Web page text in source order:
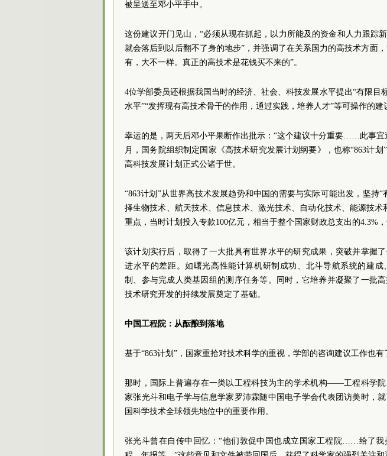
被呈送至邓小平手中。
这份建议开门见山，“必须从现在抓起，以力所能及的资金和人力跟踪
就会落后到以后翻不了身的地步”，并强调了在关系国力的高技术方面
有，大不一样。真正的高技术是花钱买不来的”。
4位学部委员还根据我国当时的经济、社会、科技发展水平提出“有限目
水平”“发挥现有高技术骨干的作用，通过实践，培养人才”等可操作的建
幸运的是，两天后邓小平果断作出批示：“这个建议十分重要……此事宜
月，国务院组织制定国家《高技术研究发展计划纲要》，也称“863计划
高科技发展计划正式公诸于世。
“863计划”从世界高技术发展趋势和中国的需要与实际可能出发，坚持
择生物技术、航天技术、信息技术、激光技术、自动化技术、能源技术
重点，当时计划投入专款100亿元，相当于整个国家财政总支出的4.3%
该计划实行后，取得了一大批具有世界水平的研究成果，突破并掌握
进水平的差距。如曙光高性能计算机研制成功、北斗导航系统的建
制、参与完成人类基因组的测序任务等。同时，它培养并凝聚了一批
技术研究开发的持续发展奠定了基础。
中国工程院：从酝酿到落地
基于“863计划”，国家重拾对技术科学的重视，学部的咨询建议工作也有
那时，国际上普遍存在一类以工程科技为主的学术机构——工程科学院
家张光斗和电子学与信息学家罗沛霖随中国电子学会代表团访美时，
国科学技术全球领先地位中的重要作用。
张光斗曾在自传中回忆：“他们敦促中国也成立国家工程院……给了我